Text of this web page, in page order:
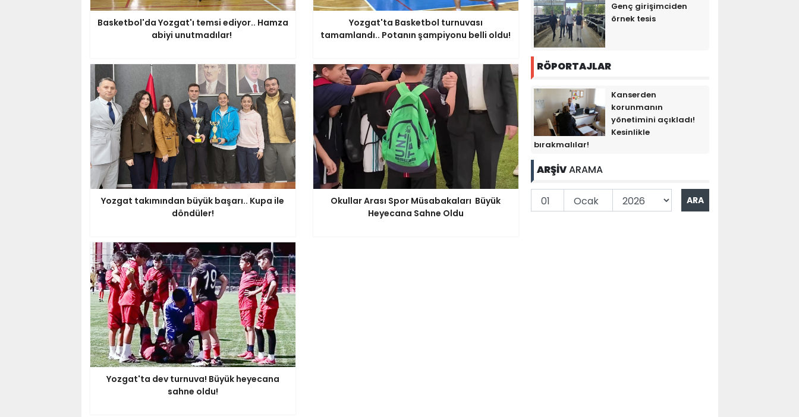
Basketbol'da Yozgat'ı temsi ediyor.. Hamza
abiyi unutmadılar!
Yozgat'ta Basketbol turnuvası
tamamlandı.. Potanın şampiyonu belli oldu!
Yozgat takımından büyük başarı.. Kupa ile
döndüler!
Okullar Arası Spor Müsabakaları Büyük
Heyecana Sahne Oldu
Yozgat'ta dev turnuva! Büyük heyecana
sahne oldu!
Genç girişimciden
örnek tesis
RÖPORTAJLAR
Kanserden
korunmanın
yönetimini açıkladı!
Kesinlikle
bırakmalılar!
ARŞİVARAMA